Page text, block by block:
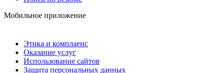
Мобильное приложение
Этика и комплаенс
Оказание услуг
Использование сайтов
Защита персональных данных